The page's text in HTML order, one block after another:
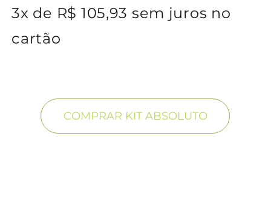
3x de R$ 105,93 sem juros no
cartão
COMPRAR KIT ABSOLUTO